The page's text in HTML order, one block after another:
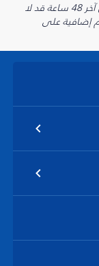
* تم الحصول على جميع الأسعار المعروضة خلال آخر 48 ساعة قد لا
إضافية على